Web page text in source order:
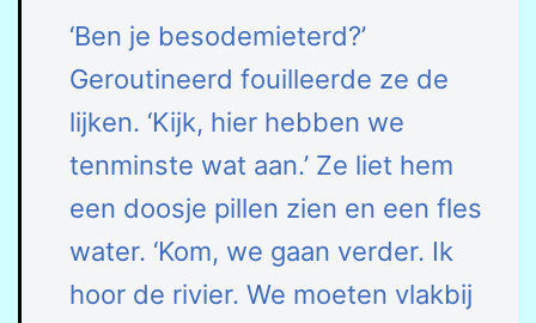
‘Ben je besodemieterd?’
Geroutineerd fouilleerde ze de
lijken. ‘Kijk, hier hebben we
tenminste wat aan.’ Ze liet hem
een doosje pillen zien en een fles
water. ‘Kom, we gaan verder. Ik
hoor de rivier. We moeten vlakbij